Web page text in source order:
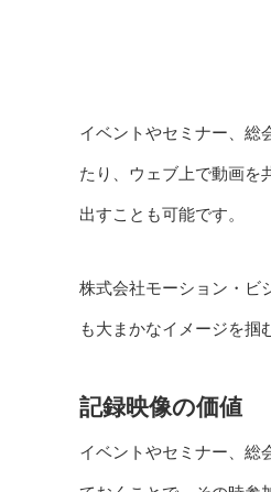
イベントやセミナー、総
たり、ウェブ上で動画を
出すことも可能です。
株式会社モーション・ビ
も大まかなイメージを掴
記録映像の価値
イベントやセミナー、総